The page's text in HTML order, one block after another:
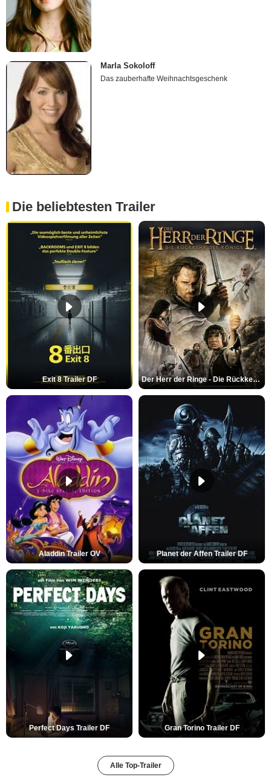
Marla Sokoloff
Das zauberhafte Weihnachtsgeschenk
Die beliebtesten Trailer
Exit 8 Trailer DF Der Herr der Ringe - Die Rückkehr des Königs Trailer OV
Aladdin Trailer OV Planet der Affen Trailer DF
Perfect Days Trailer DF Gran Torino Trailer DF
Alle Top-Trailer